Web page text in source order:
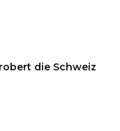
die Schweiz